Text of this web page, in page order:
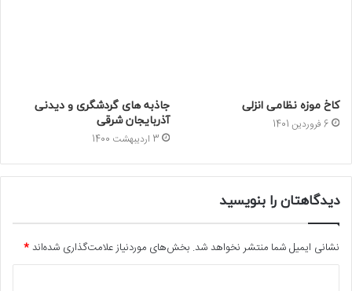
کاخ موزه نظامی انزلی
6 فروردین 1401
جاذبه های گردشگری و دیدنی
آذربایجان شرقی
3 اردیبهشت 1400
دیدگاهتان را بنویسید
نشانی ایمیل شما منتشر نخواهد شد. بخش‌های موردنیاز علامت‌گذاری شده‌اند*